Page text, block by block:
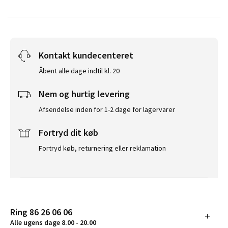
Kontakt kundecenteret
Åbent alle dage indtil kl. 20
Nem og hurtig levering
Afsendelse inden for 1-2 dage for lagervarer
Fortryd dit køb
Fortryd køb, returnering eller reklamation
Ring 86 26 06 06
Alle ugens dage 8.00 - 20.00